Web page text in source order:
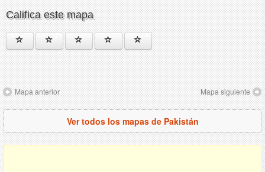
Califica este mapa
Mapa anterior Mapa siguiente
Ver todos los mapas de Pakistán